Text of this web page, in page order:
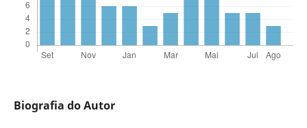
Biografia do Autor